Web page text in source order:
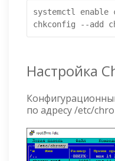
systemctl enable
chkconfig --add
Настройка
по адресу /etc/